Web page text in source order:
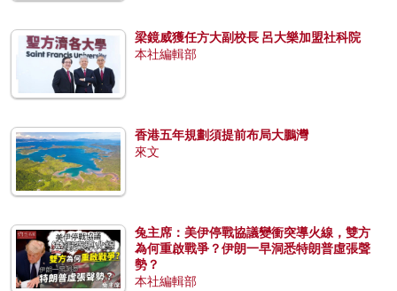
梁鏡威獲任方大副校長 呂大樂加盟社科院
本社編輯部
香港五年規劃須提前布局大鵬灣
來文
兔主席：美伊停戰協議變衝突導火線，雙方
為何重啟戰爭？伊朗一早洞悉特朗普虛張聲
勢？
本社編輯部